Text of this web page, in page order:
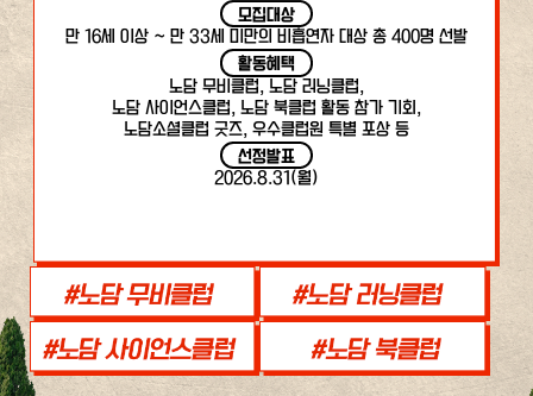
모집대상
만 16세 이상 ~ 만 33세 미만의 비흡연자 대상 총 400명 선발
활동혜택
노담 무비클럽, 노담 러닝클럽,
노담 사이언스클럽, 노담 북클럽 활동 참가 기회,
노담소셜클럽 굿즈, 우수클럽원 특별 포상 등
선정발표
2026.8.31(월)